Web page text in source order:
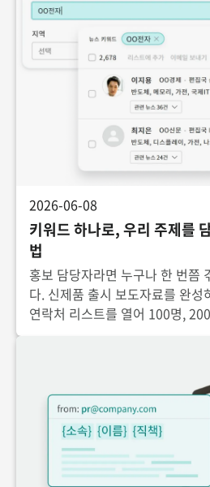
2026-06-08
키워드 하나로, 우리 주제를
법
홍보 담당자라면 누구나 한 번쯤
다. 신제품 출시 보도자료를 완성
연락처 리스트를 열어 100명,